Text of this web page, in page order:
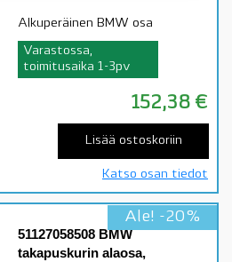
Alkuperäinen BMW osa
Varastossa,
toimitusaika 1-3pv
152,38 €
Lisää ostoskoriin
Katso osan tiedot
Ale! -20%
51127058508 BMW
takapuskurin alaosa,